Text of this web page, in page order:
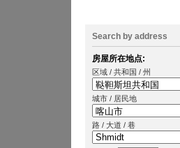
Search by address
房屋所在地点:
区域 / 共和国 / 州
城市 / 居民地
路 / 大道 / 巷